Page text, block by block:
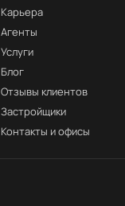
Карьера
Агенты
Услуги
Блог
Отзывы клиентов
Застройщики
Контакты и офисы